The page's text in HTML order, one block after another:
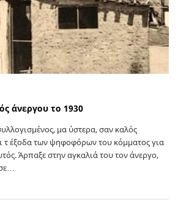
άνεργου το 1930
μα ύστερα, σαν καλός
τ έξοδα των ψηφοφόρων του κόμματος για
Άρπαξε στην αγκαλιά του τον άνεργο,